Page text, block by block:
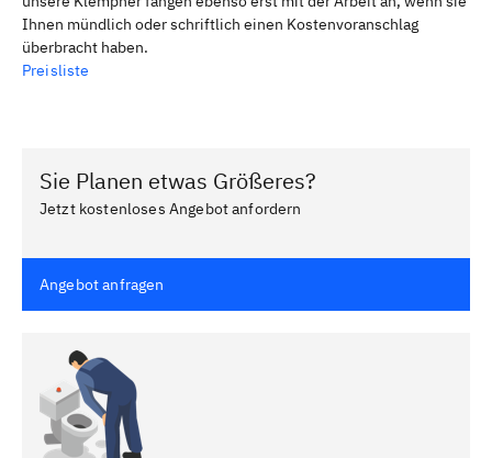
Ihnen mündlich oder schriftlich einen Kostenvoranschlag
überbracht haben.
Preisliste
Sie Planen etwas Größeres?
Jetzt kostenloses Angebot anfordern
Angebot anfragen